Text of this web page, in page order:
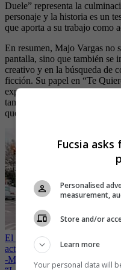
Duele” representa la
personaje y la historia es un
que aporta a su trabajo como
En resumen, Majo Vargas no
pantalla, sino que también se
creativo y en la búsqueda de
ficción. Su papel en “Te
expectativas tradicionales de
también le permite vivir su
que, en la vida y en el arte, los
El papel de villana que Majo
actrices para serie internacional
-Maria José Vargas tiene
Fucsia
Personalised
measurement,
Store and/or
Learn more
Your personal data will